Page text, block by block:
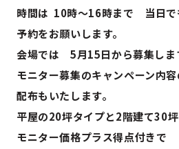
時間は 10時～16時まで 当日で
予約をお願いします。
会場では 5月15日から募集しま
モニター募集のキャンペーン内容
配布もいたします。
平屋の20坪タイプと2階建て30
モニター価格プラス得点付きで